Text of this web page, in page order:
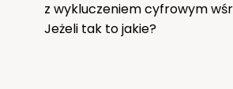
z wykluczeniem cyfrowym
Jeżeli tak to jakie?